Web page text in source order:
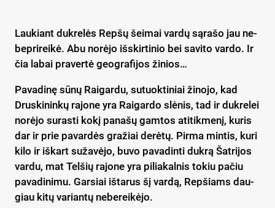
Lau­kiant duk­re­lės Rep­šų šei­mai var­dų są­ra­šo jau ne­
bep­ri­rei­kė. Abu no­rė­jo iš­skir­ti­nio bei sa­vi­to var­do. Ir
čia la­bai pra­ver­tė geog­ra­fi­jos ži­nios…
Pa­va­di­nę sū­nų Rai­gar­du, su­tuok­ti­niai ži­no­jo, kad
Drus­ki­nin­kų ra­jo­ne yra Rai­gar­do slė­nis, tad ir duk­re­lei
no­rė­jo su­ras­ti ko­kį pa­na­šų gam­tos ati­tik­me­nį, ku­ris
dar ir prie pa­var­dės gra­žiai de­rė­tų. Pir­ma min­tis, ku­ri
ki­lo ir iš­kart su­ža­vė­jo, bu­vo pa­va­din­ti duk­rą Šat­ri­jos
var­du, mat Tel­šių ra­jo­ne yra pi­lia­kal­nis to­kiu pa­čiu
pa­va­di­ni­mu. Gar­siai iš­ta­rus šį var­dą, Rep­šiams dau­
giau ki­tų va­rian­tų ne­be­rei­kė­jo.